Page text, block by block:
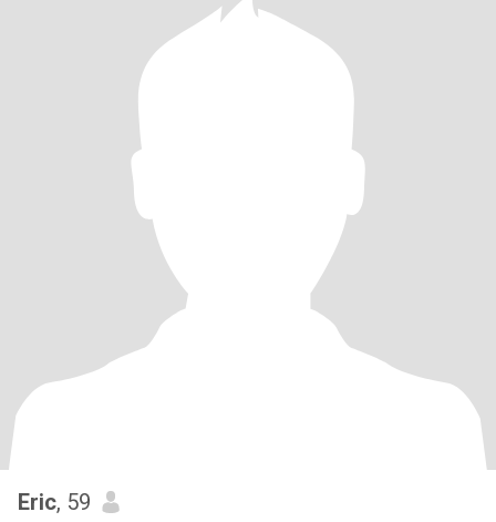
Eric, 59